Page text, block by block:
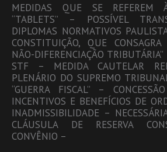
MEDIDAS QUE SE REFEREM
“TABLETS” – POSSÍVEL
DIPLOMAS NORMATIVOS
CONSTITUIÇÃO, QUE
NÃO-DIFERENCIAÇÃO
STF – MEDIDA CAUTELAR
PLENÁRIO DO SUPREMO
“GUERRA FISCAL” –
INCENTIVOS E BENEFÍCIOS DE
INADMISSIBILIDADE –
CLÁUSULA DE RESERVA
CONVÊNIO –